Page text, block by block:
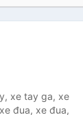
xe tay ga, xe
đua, xe đua,